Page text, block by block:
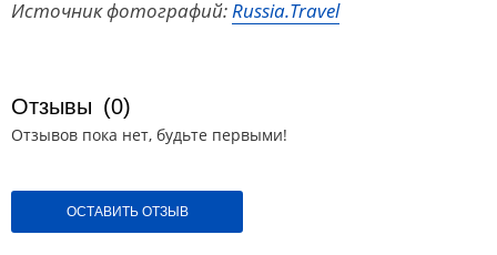
Источник фотографий:Russia.Travel
Отзывы (0)
Отзывов пока нет, будьте первыми!
ОСТАВИТЬ ОТЗЫВ